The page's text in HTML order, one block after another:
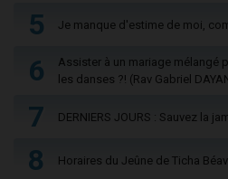
5 Je manque d'estime de moi,
6
Assister à un mariage mélangé
les danses ?! (Rav Gabriel
7 DERNIERS JOURS : Sauvez la
8 Horaires du Jeûne de Ticha Béav